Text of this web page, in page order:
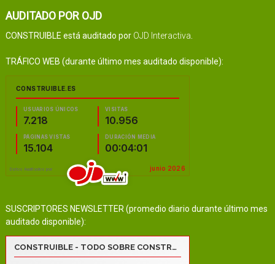
AUDITADO POR OJD
CONSTRUIBLE está auditado por OJD Interactiva.
TRÁFICO WEB (durante último mes auditado disponible):
SUSCRIPTORES NEWSLETTER (promedio diario durante último mes
auditado disponible):